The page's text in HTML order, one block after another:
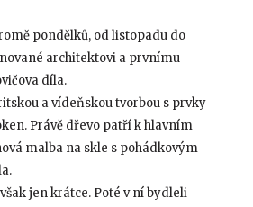
pondělků, od listopadu do
architektovi a prvnímu
díla.
a vídeňskou tvorbou s prvky
Právě dřevo patří k hlavním
malba na skle s pohádkovým
jen krátce. Poté v ní bydleli